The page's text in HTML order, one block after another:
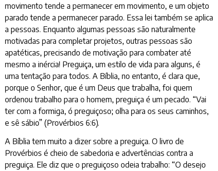
movimento tende a permanecer em movimento, e um objeto
parado tende a permanecer parado. Essa lei também se aplica
a pessoas. Enquanto algumas pessoas são naturalmente
motivadas para completar projetos, outras pessoas são
apatéticas, precisando de motivação para combater até
mesmo a inércia! Preguiça, um estilo de vida para alguns, é
uma tentação para todos. A Bíblia, no entanto, é clara que,
porque o Senhor, que é um Deus que trabalha, foi quem
ordenou trabalho para o homem, preguiça é um pecado. “Vai
ter com a formiga, ó preguiçoso; olha para os seus caminhos,
e sê sábio” (Provérbios 6:6).
A Bíblia tem muito a dizer sobre a preguiça. O livro de
Provérbios é cheio de sabedoria e advertências contra a
preguiça. Ele diz que o preguiçoso odeia trabalho: “O desejo